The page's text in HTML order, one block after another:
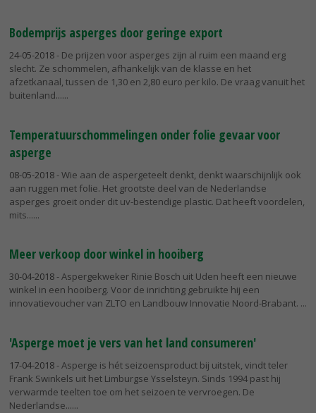
Bodemprijs asperges door geringe export
24-05-2018- De prijzen voor asperges zijn al ruim een maand erg
slecht. Ze schommelen, afhankelijk van de klasse en het
afzetkanaal, tussen de 1,30 en 2,80 euro per kilo. De vraag vanuit het
buitenland...
Temperatuurschommelingen onder folie gevaar voor
asperge
08-05-2018- Wie aan de aspergeteelt denkt, denkt waarschijnlijk ook
aan ruggen met folie. Het grootste deel van de Nederlandse
asperges groeit onder dit uv-bestendige plastic. Dat heeft voordelen,
mits...
Meer verkoop door winkel in hooiberg
30-04-2018- Aspergekweker Rinie Bosch uit Uden heeft een nieuwe
winkel in een hooiberg. Voor de inrichting gebruikte hij een
innovatievoucher van ZLTO en Landbouw Innovatie Noord-Brabant.
'Asperge moet je vers van het land consumeren'
17-04-2018- Asperge is hét seizoensproduct bij uitstek, vindt teler
Frank Swinkels uit het Limburgse Ysselsteyn. Sinds 1994 past hij
verwarmde teelten toe om het seizoen te vervroegen. De
Nederlandse...